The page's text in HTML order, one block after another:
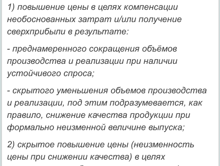
1) повышение цены в целях компенсации
необоснованных затрат и/или получение
сверхприбыли в результате:
- преднамеренного сокращения объёмов
производства и реализации при наличии
устойчивого спроса;
- скрытого уменьшения объемов производства
и реализа­ции, под этим подразумевается, как
правило, снижение качест­ва продукции при
формально неизменной величине выпуска;
2) скрытое повышение цены (неизменность
цены при снижении качества) в целях